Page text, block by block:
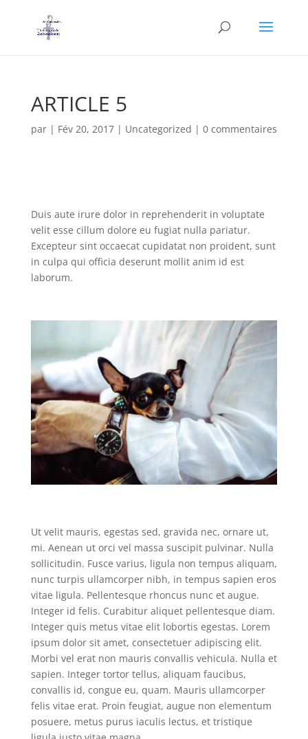
ARTICLE 5
par | Fév 20, 2017| Uncategorized | 0 commentaires
Duis aute irure dolor in reprehenderit in voluptate
velit esse cillum dolore eu fugiat nulla pariatur.
Excepteur sint occaecat cupidatat non proident, sunt
in culpa qui officia deserunt mollit anim id est
laborum.
Ut velit mauris, egestas sed, gravida nec, ornare ut,
mi. Aenean ut orci vel massa suscipit pulvinar. Nulla
sollicitudin. Fusce varius, ligula non tempus aliquam,
nunc turpis ullamcorper nibh, in tempus sapien eros
vitae ligula. Pellentesque rhoncus nunc et augue.
Integer id felis. Curabitur aliquet pellentesque diam.
Integer quis metus vitae elit lobortis egestas. Lorem
ipsum dolor sit amet, consectetuer adipiscing elit.
Morbi vel erat non mauris convallis vehicula. Nulla et
sapien. Integer tortor tellus, aliquam faucibus,
convallis id, congue eu, quam. Mauris ullamcorper
felis vitae erat. Proin feugiat, augue non elementum
posuere, metus purus iaculis lectus, et tristique